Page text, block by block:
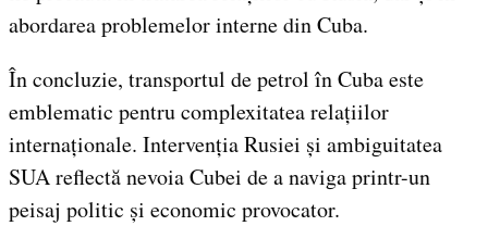
abordarea problemelor interne din Cuba.
În concluzie, transportul de petrol în Cuba este
emblematic pentru complexitatea relațiilor
internaționale. Intervenția Rusiei și ambiguitatea
SUA reflectă nevoia Cubei de a naviga printr-un
peisaj politic și economic provocator.